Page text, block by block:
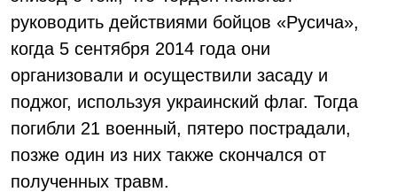
руководить действиями бойцов «Русича»,
когда 5 сентября 2014 года они
организовали и осуществили засаду и
поджог, используя украинский флаг. Тогда
погибли 21 военный, пятеро пострадали,
позже один из них также скончался от
полученных травм.